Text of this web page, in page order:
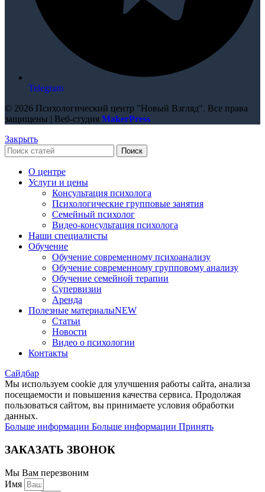
Telegram
© 2026 Психологический центр "Новый Взгляд". Все права
защищены | Веб-студия MakerPress
Закрыть
Поиск
О центре
Услуги и цены
Консультация психолога
Психологические групповые занятия
Семейный психолог
Видео-консультация психолога
Наши специалисты
Обучение
Обучение современному психоанализу
Обучение современному групповому анализу
Обучение семейной терапии
Супервизии
Аренда
Полезные материалыNEW
Статьи
Новости
Видео о психологии
Контакты
Сайдбар
Мы используем cookie для улучшения работы сайта, анализа
посещаемости и повышения качества сервиса. Продолжая
пользоваться сайтом, вы принимаете условия обработки
данных.
Больше информации Больше информации Принять
ЗАКАЗАТЬ ЗВОНОК
Мы Вам перезвоним
Имя